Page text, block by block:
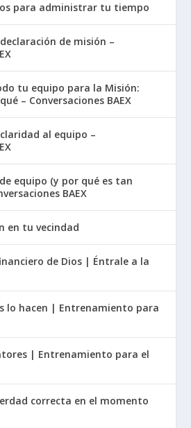
para administrar tu tiempo
de misión –
tu equipo para la Misión:
– Conversaciones BAEX
al equipo –
equipo (y por qué es tan
BAEX
en tu vecindad
de Dios | Éntrale a la
lo hacen | Entrenamiento para
| Entrenamiento para el
correcta en el momento